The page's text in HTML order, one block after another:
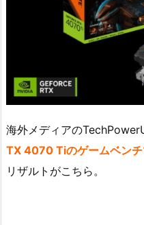
海外メディアの
TX 4070 Tiのゲームベンチ
リザルトがこちら。